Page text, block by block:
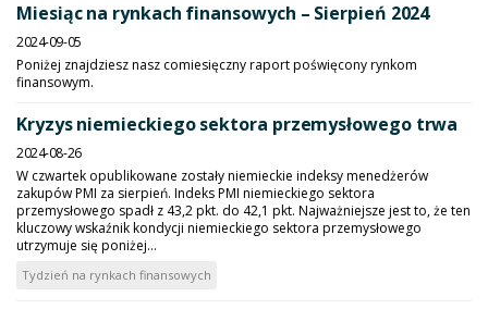
Miesiąc na rynkach finansowych – Sierpień 2024
2024-09-05
Poniżej znajdziesz nasz comiesięczny raport poświęcony rynkom
finansowym.
Kryzys niemieckiego sektora przemysłowego trwa
2024-08-26
W czwartek opublikowane zostały niemieckie indeksy menedżerów
zakupów PMI za sierpień. Indeks PMI niemieckiego sektora
przemysłowego spadł z 43,2 pkt. do 42,1 pkt. Najważniejsze jest to, że ten
kluczowy wskaźnik kondycji niemieckiego sektora przemysłowego
utrzymuje się poniżej...
Tydzień na rynkach finansowych